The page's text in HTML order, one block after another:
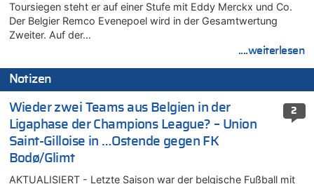
Toursiegen steht er auf einer Stufe mit Eddy Merckx und Co.
Der Belgier Remco Evenepoel wird in der Gesamtwertung
Zweiter. Auf der…
....weiterlesen
Notizen
2
Wieder zwei Teams aus Belgien in der
Ligaphase der Champions League? – Union
Saint-Gilloise in …Ostende gegen FK
Bodø/Glimt
AKTUALISIERT - Letzte Saison war der belgische Fußball mit